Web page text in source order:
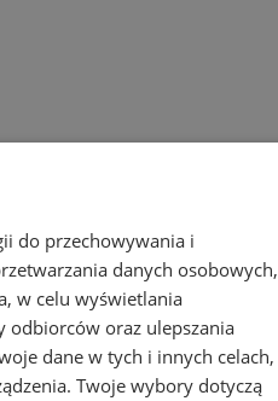
do przechowywania i
danych osobowych,
w celu wyświetlania
odbiorców oraz ulepszania
dane w tych i innych celach,
Twoje wybory dotyczą